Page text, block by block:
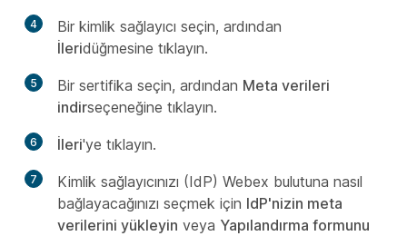
4
Bir kimlik sağlayıcı seçin, ardından
İleridüğmesine tıklayın.
5 Bir sertifika seçin, ardından Meta verileri
indirseçeneğine tıklayın.
6 İleri'ye tıklayın.
7
Kimlik sağlayıcınızı (IdP) Webex bulutuna nasıl
bağlayacağınızı seçmek için IdP'nizin meta
verilerini yükleyin veya Yapılandırma formunu